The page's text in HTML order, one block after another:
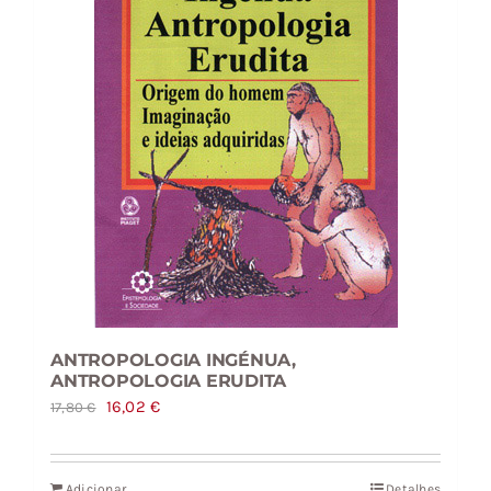
ANTROPOLOGIA INGÉNUA,
ANTROPOLOGIA ERUDITA
17,80€
O
original
16,02€O
atual